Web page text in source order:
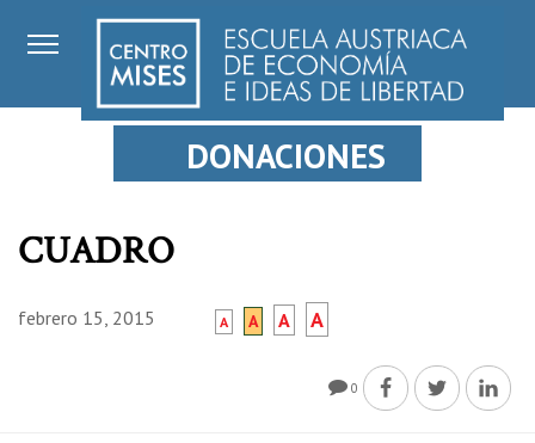
DONACIONES
CUADRO
febrero 15, 2015 A A A A
0